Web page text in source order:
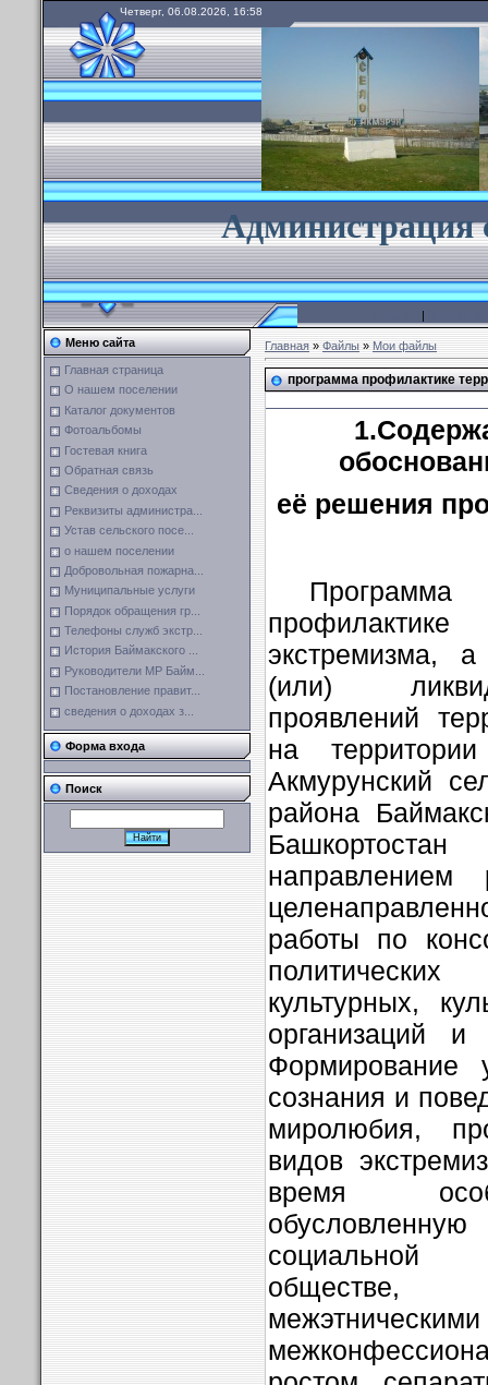
Четверг, 06.08.2026, 16:58
Администрация
|
Меню сайта
Главная страница
О нашем поселении
Каталог документов
Фотоальбомы
Гостевая книга
Обратная связь
Сведения о доходах
Реквизиты администра...
Устав сельского посе...
о нашем поселении
Добровольная пожарна...
Муниципальные услуги
Порядок обращения гр...
Телефоны служб экстр...
История Баймакского ...
Руководители МР Байм...
Постановление правит...
сведения о доходах з...
Форма входа
Поиск
Главная»Файлы»Мои файлы
программа профилактике
её решения
экстремизма,
(или)
проявлений
на
Акмурунский
района
направлением
работы по
культурных,
организаций и
Формирование
сознания и
миролюбия,
видов
время
социальной
обществе,